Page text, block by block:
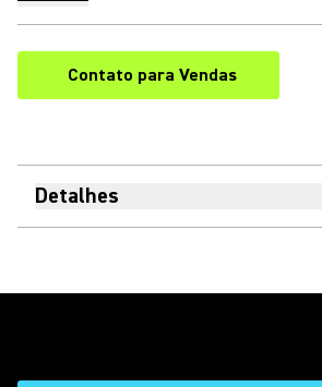
Contato para Vendas
Detalhes